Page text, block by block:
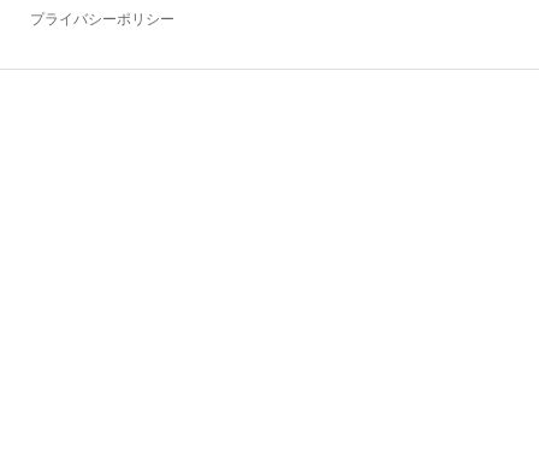
プライバシーポリシー